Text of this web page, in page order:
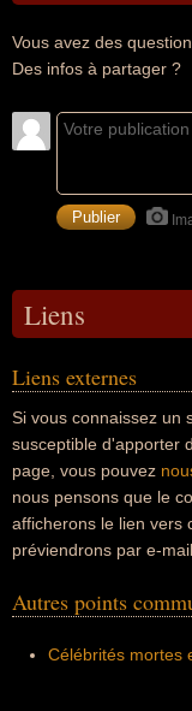
Vous avez des
Des infos à partager ?
Liens
Liens externes
Si vous connaissez un
susceptible d'apporter
page, vous pouvez
nous pensons que le
afficherons le lien vers
préviendrons par e-
Autres points
Célébrités mortes